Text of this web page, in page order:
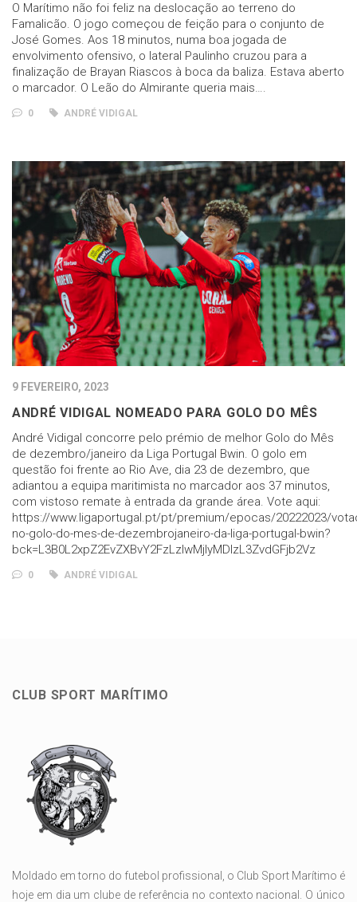
O Marítimo não foi feliz na deslocação ao terreno do
Famalicão. O jogo começou de feição para o conjunto de
José Gomes. Aos 18 minutos, numa boa jogada de
envolvimento ofensivo, o lateral Paulinho cruzou para a
finalização de Brayan Riascos à boca da baliza. Estava aberto
o marcador. O Leão do Almirante queria mais….
0 ANDRÉ VIDIGAL
9 FEVEREIRO, 2023
ANDRÉ VIDIGAL NOMEADO PARA GOLO DO MÊS
André Vidigal concorre pelo prémio de melhor Golo do Mês
de dezembro/janeiro da Liga Portugal Bwin. O golo em
questão foi frente ao Rio Ave, dia 23 de dezembro, que
adiantou a equipa maritimista no marcador aos 37 minutos,
com vistoso remate à entrada da grande área. Vote aqui:
https://www.ligaportugal.pt/pt/premium/epocas/20222023/
no-golo-do-mes-de-dezembrojaneiro-da-liga-portugal-bwin?
bck=L3B0L2xpZ2EvZXBvY2FzLzIwMjIyMDIzL3ZvdGFjb2Vz
0 ANDRÉ VIDIGAL
CLUB SPORT MARÍTIMO
Moldado em torno do futebol profissional, o Club Sport Marítimo é
hoje em dia um clube de referência no contexto nacional. O único